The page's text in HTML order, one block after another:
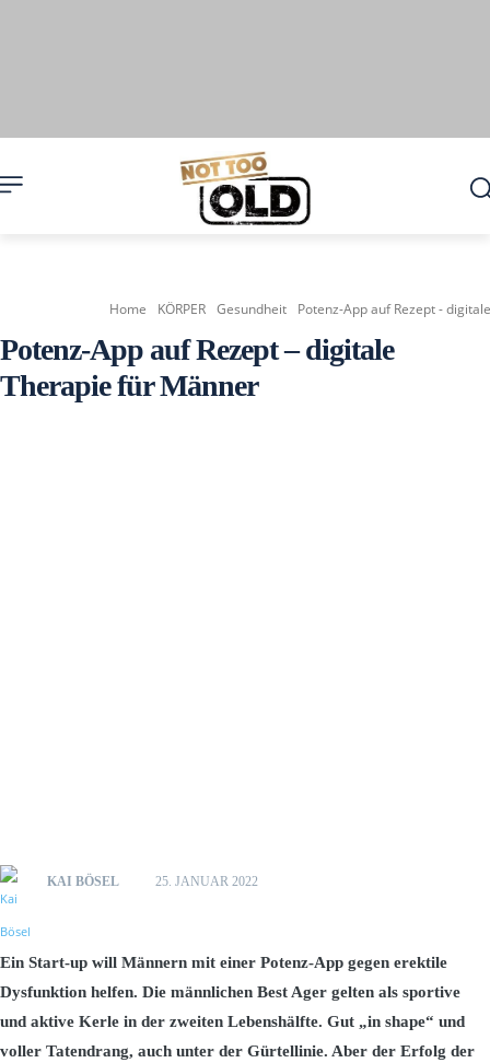
Home KÖRPER Gesundheit Potenz-App auf Rezept -
Potenz-App auf Rezept – digitale
Therapie für Männer
KAI BÖSEL 25. JANUAR 2022
Ein Start-up will Männern mit einer Potenz-App gegen erektile
Dysfunktion helfen. Die männlichen Best Ager gelten als sportive
und aktive Kerle in der zweiten Lebenshälfte. Gut „in shape“ und
voller Tatendrang, auch unter der Gürtellinie. Aber der Erfolg der